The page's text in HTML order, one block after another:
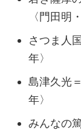
〈門田明
さつま人
年〉
島津久光
年〉
みんなの